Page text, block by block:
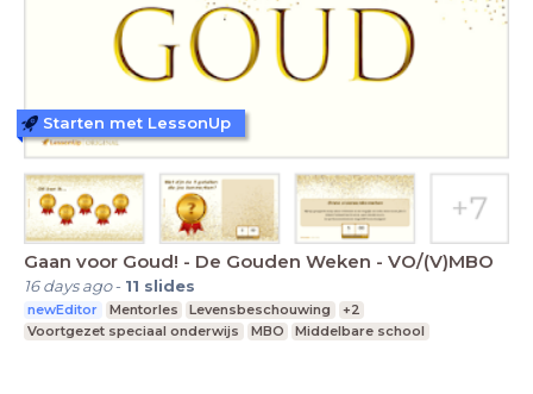
Gaan voor Goud! - De Gouden Weken - VO/(V)MBO
16 days ago- 11 slides
newEditor Mentorles Levensbeschouwing
+2
Voortgezet speciaal onderwijs
MBO Middelbare school
Starten met LessonUp